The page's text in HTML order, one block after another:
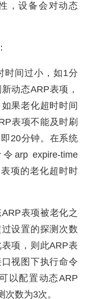
，设备会对动态
时间过小，如1分
动态ARP表项，
果老化超时时间
表项不能及时刷
20分钟。在系统
arp expire-time
项的老化超时时
表项被老化之
设置的探测次数
项，则此ARP表
视图下执行命令
以配置动态ARP
数为3次。